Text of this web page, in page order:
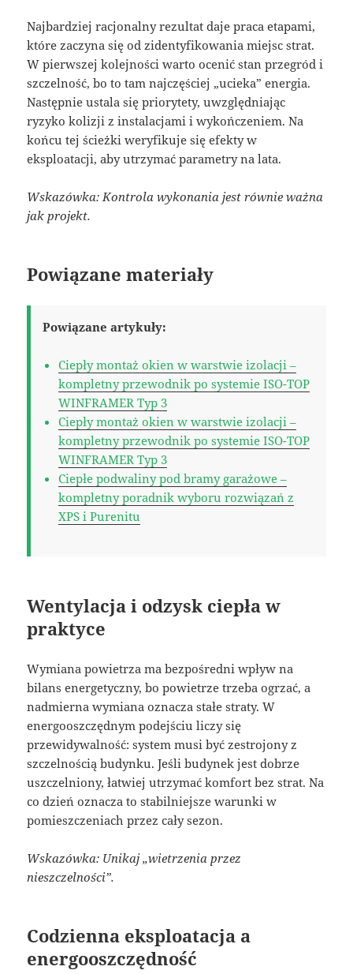
Najbardziej racjonalny rezultat daje praca etapami,
które zaczyna się od zidentyfikowania miejsc strat.
W pierwszej kolejności warto ocenić stan przegród i
szczelność, bo to tam najczęściej „ucieka” energia.
Następnie ustala się priorytety, uwzględniając
ryzyko kolizji z instalacjami i wykończeniem. Na
końcu tej ścieżki weryfikuje się efekty w
eksploatacji, aby utrzymać parametry na lata.
Wskazówka: Kontrola wykonania jest równie ważna
jak projekt.
Powiązane materiały
Powiązane artykuły:
Ciepły montaż okien w warstwie izolacji –
kompletny przewodnik po systemie ISO-TOP
WINFRAMER Typ 3
Ciepły montaż okien w warstwie izolacji –
kompletny przewodnik po systemie ISO-TOP
WINFRAMER Typ 3
Ciepłe podwaliny pod bramy garażowe –
kompletny poradnik wyboru rozwiązań z
XPS i Purenitu
Wentylacja i odzysk ciepła w
praktyce
Wymiana powietrza ma bezpośredni wpływ na
bilans energetyczny, bo powietrze trzeba ogrzać, a
nadmierna wymiana oznacza stałe straty. W
energooszczędnym podejściu liczy się
przewidywalność: system musi być zestrojony z
szczelnością budynku. Jeśli budynek jest dobrze
uszczelniony, łatwiej utrzymać komfort bez strat. Na
co dzień oznacza to stabilniejsze warunki w
pomieszczeniach przez cały sezon.
Wskazówka: Unikaj „wietrzenia przez
nieszczelności”.
Codzienna eksploatacja a
energooszczędność